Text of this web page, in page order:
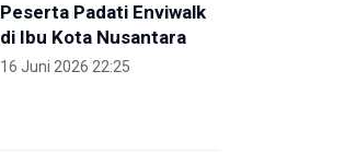
Peserta Padati Enviwalk
di Ibu Kota Nusantara
16 Juni 2026 22:25